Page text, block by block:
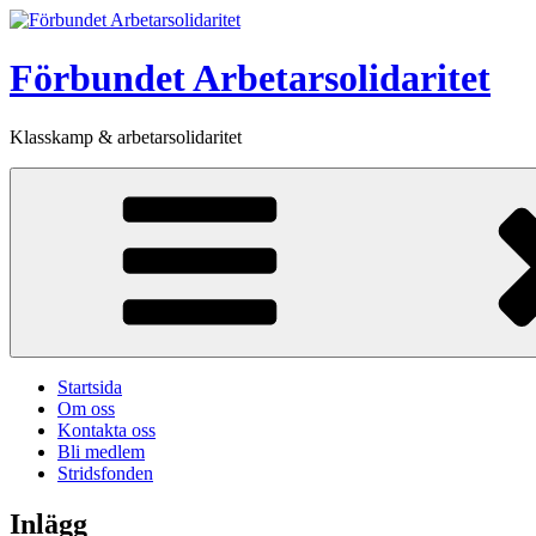
Hoppa
innehåll
Förbundet Arbetarsolidaritet
Klasskamp & arbetarsolidaritet
Startsida
Om oss
Kontakta oss
Bli medlem
Stridsfonden
Inlägg